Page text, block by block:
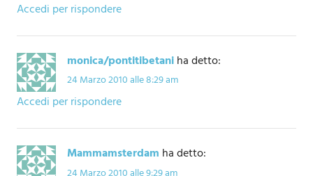
Accedi per rispondere
monica/pontitibetaniha detto:
24 Marzo 2010 alle 8:29 am
Accedi per rispondere
Mammamsterdam ha detto: